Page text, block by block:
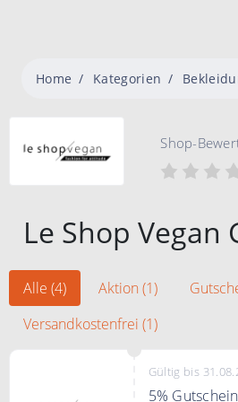
Home Kategorien
Shop-
Le Shop Vegan
Alle (4) Aktion (1)
Versandkostenfrei (1)
Gültig bis
5%